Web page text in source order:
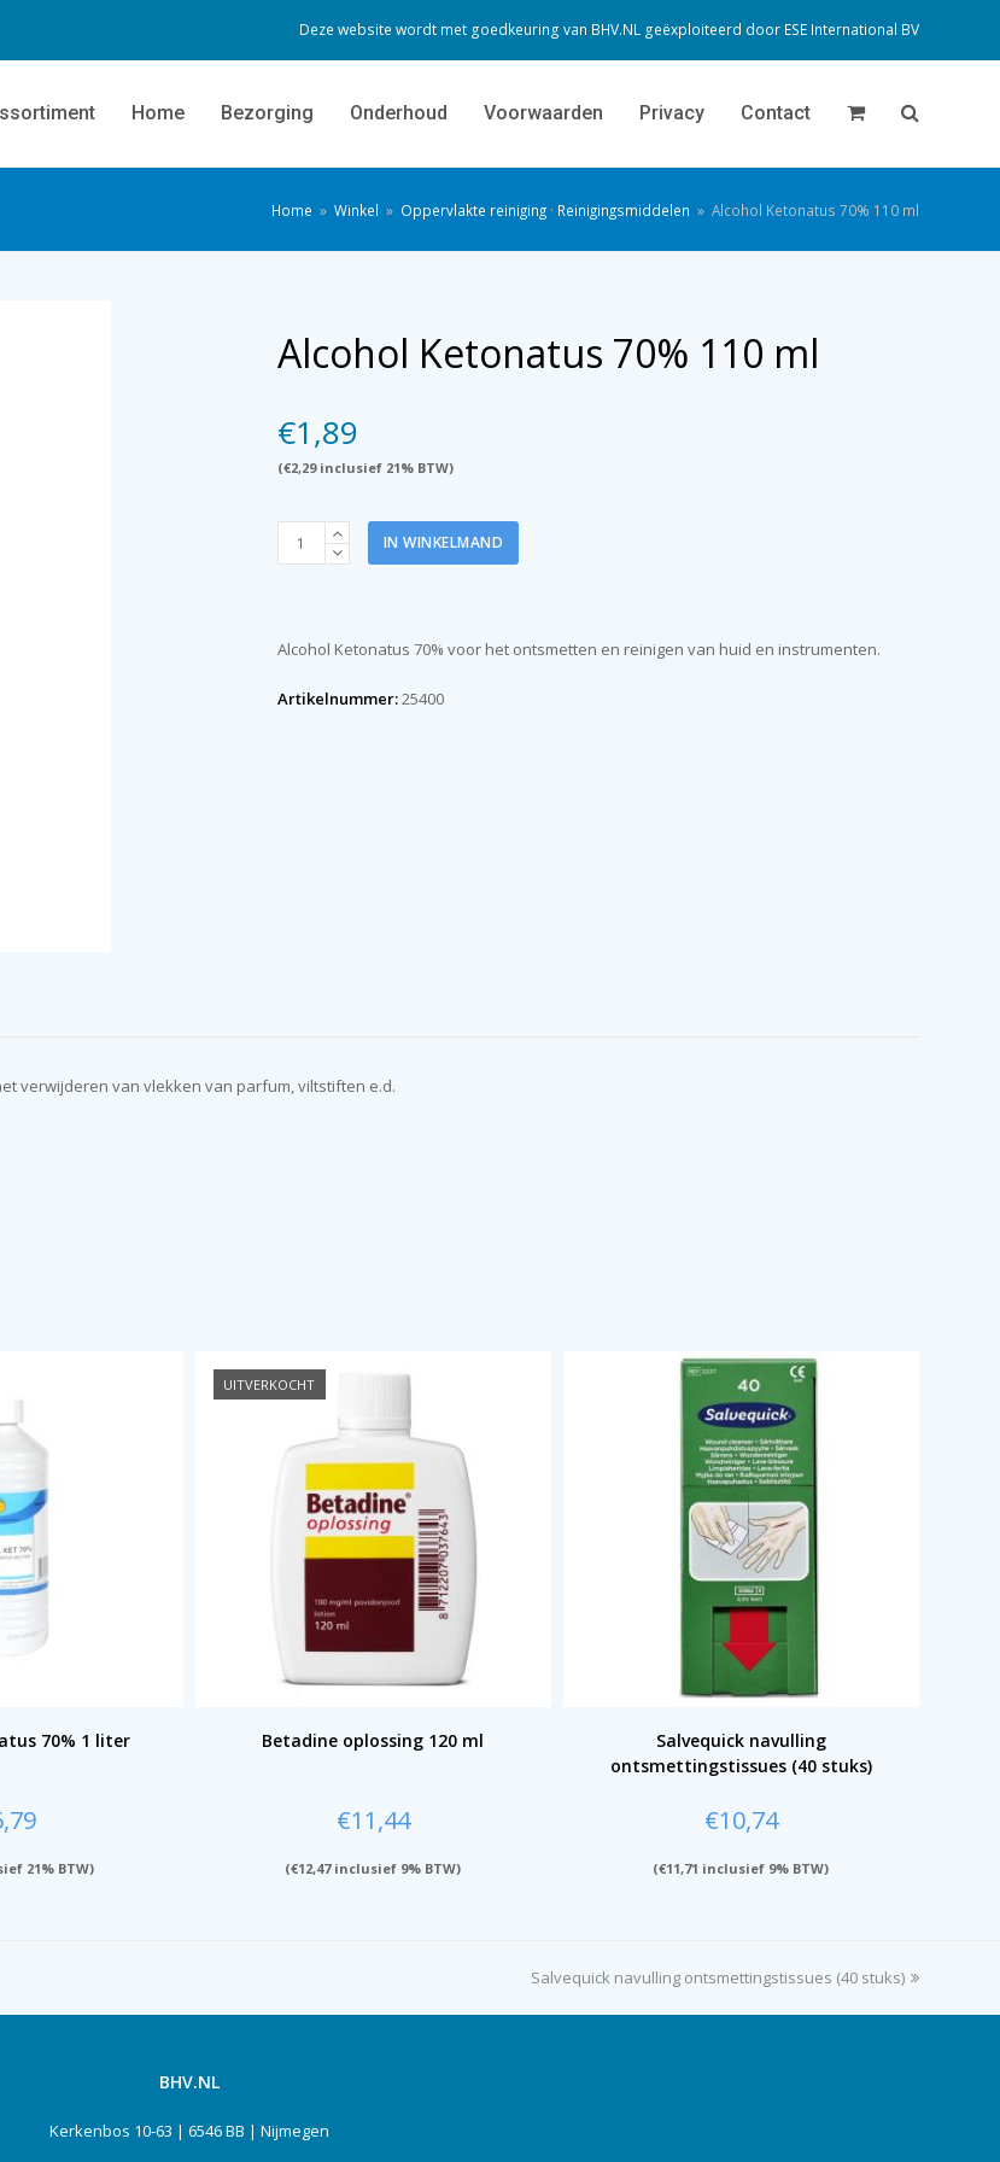
Deze website wordt met goedkeuring van BHV.NL geëxploiteerd door ESE International BV
Home Bezorging Onderhoud Voorwaarden Privacy Contact
Home » Winkel » Oppervlakte reiniging· Reinigingsmiddelen » Alcohol Ketonatus 70% 110 ml
Alcohol Ketonatus 70% 110 ml
€1,89
(€2,29inclusief 21% BTW)
Alcohol
Ketonatus
aantal
IN WINKELMAND
Alcohol Ketonatus 70% voor het ontsmetten en reinigen van huid en instrumenten.
Artikelnummer:25400
verwijderen van vlekken van parfum, viltstiften e.d.
70% 1 liter
21% BTW)
UITVERKOCHT
Betadine oplossing 120 ml
€11,44
(€12,47inclusief 9% BTW)
Salvequick navulling
ontsmettingstissues (40 stuks)
€10,74
(€11,71 inclusief 9% BTW)
next
Salvequick navulling ontsmettingstissues (40 stuks)
BHV.NL
Kerkenbos 10-63 | 6546 BB | Nijmegen